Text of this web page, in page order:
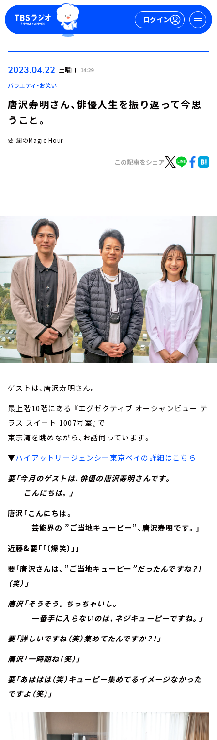
ログイン
ログイン
お知らせ
イベント・グッズ
YouTube
会社情報
2023.04.22 土曜日 14:29
バラエティ・お笑い
唐沢寿明さん、俳優人生を振り返って今思
うこと。
要 潤のMagic Hour
この記事をシェア
ゲストは、唐沢寿明さん。
最上階10階にある 『エグゼクティブ オーシャンビュー テ
ラス スイート 1007号室』で
東京湾を眺めながら、お話伺っています。
▼ハイアットリージェンシー東京ベイの詳細はこちら
要「今月のゲストは、俳優の唐沢寿明さんです。
こんにちは。」
唐沢「こんにちは。
芸能界の ”ご当地キューピー”、唐沢寿明です。」
近藤&要「「（爆笑）」」
要「唐沢さんは、”ご当地キューピー ”だったんですね？！
（笑）」
唐沢「そうそう。ちっちゃいし。
一番手に入らないのは、ネジキューピーですね。」
要「詳しいですね（笑）集めてたんですか？！」
唐沢「一時期ね（笑）」
要「あははは（笑）キューピー集めてるイメージなかった
ですよ（笑）」